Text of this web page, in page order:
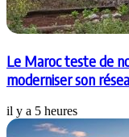
Le Maroc teste de
moderniser son
il y a 5 heures